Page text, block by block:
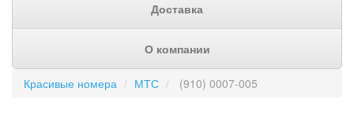
Доставка
О компании
Красивые номера МТС (910) 0007-005